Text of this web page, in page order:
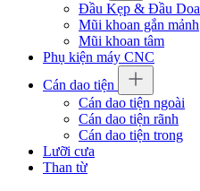
Đầu Kẹp & Đầu Doa
Mũi khoan gắn mảnh
Mũi khoan tâm
Phụ kiện máy CNC
Cán dao tiện
Cán dao tiện ngoài
Cán dao tiện rãnh
Cán dao tiện trong
Lưỡi cưa
Than từ